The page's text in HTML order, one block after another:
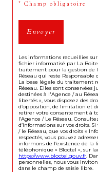
* Champ obligatoire
Envoyer
Les informations recueillies
fichier informatisé par La
traitement pour la gestion de
Réseau qui reste Responsable
La base légale du traitement
Réseau. Elles sont
destinées à l'Agence / au
libertés », vous disposez des
d’opposition, de limitation et
retirer votre consentement à
l’Agence / Le Réseau.
d’informations sur vos droits.
/ le Réseau, que vos droits «
respectés, vous pouvez
informons de l’existence de
téléphonique « Bloctel », sur
https://www.bloctel.gouv.fr .
personnelles, nous vous
dans le champ de saisie libre.